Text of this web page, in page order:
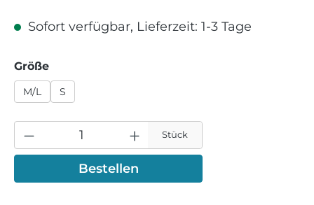
Sofort verfügbar, Lieferzeit: 1-3 Tage
Größeauswählen
M/L S
Stück
Bestellen